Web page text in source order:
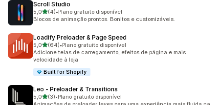
Scroll Studio
5,0de 5 estrelas
(4)
4 avaliações ao todo
•Plano gratuito disponível
Blocos de animação prontos. Bonitos e customizáveis.
Loadify Preloader & Page Speed
5,0de 5 estrelas
(64)
64 avaliações ao todo
•Plano gratuito disponível
Adicione telas de carregamento, efeitos de página e mais
velocidade à loja
Built for Shopify
Leo ‑ Preloader & Transitions
5,0de 5 estrelas
(3)
3 avaliações ao todo
•Plano gratuito disponível